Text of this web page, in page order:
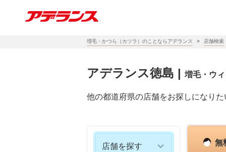
増毛・かつら（カツラ）のことならアデランス 店舗検索
アデランス徳島 | 増毛・ウ
他の都道府県の店舗をお探しになり
店舗を探す 無